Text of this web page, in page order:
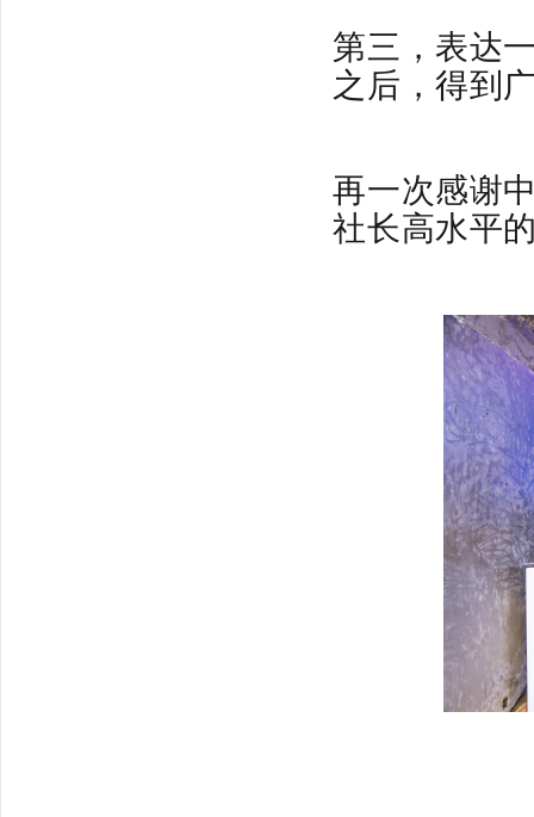
第三，表达
之后，得到
再一次感谢
社长高水平